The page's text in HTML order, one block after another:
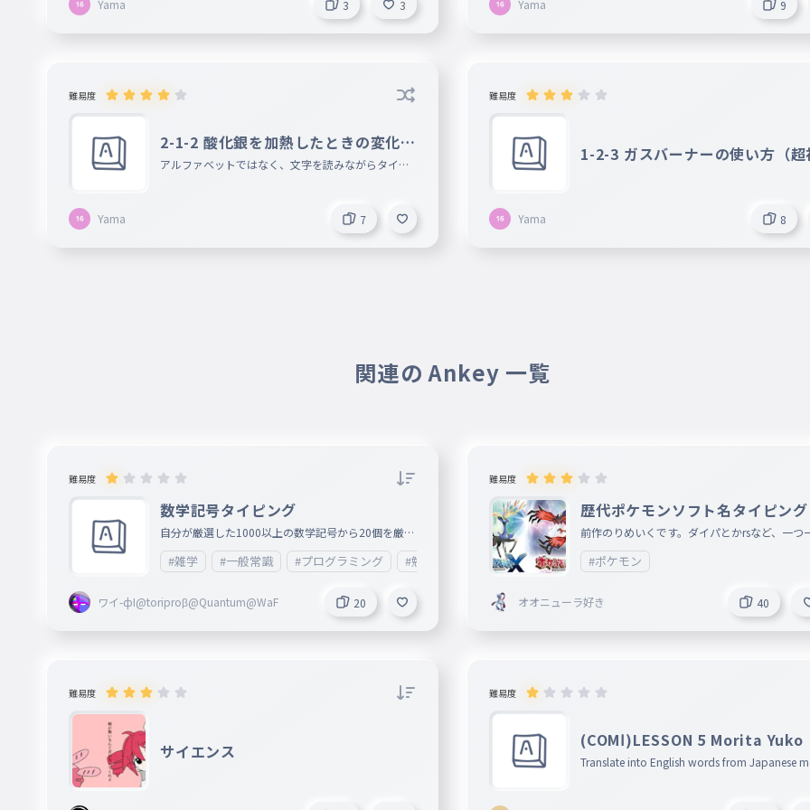
Yama 3 3 Yama 9
難易度
2-1-2 酸化銀を加熱したときの変化（
初級）
アルファベットではなく、文字を読みながらタイピ
Yama 7
難易度
1-2-3 ガスバーナーの使い方（超
Yama 8
関連の Ankey 一覧
難易度
数学記号タイピング
自分が厳選した1000以上の数学記号から20個を厳選
して選びました！
#雑学 #一般常識 #プログラミング #勉強 #ビジネス
ワイ-фI@toriproβ@Quantum@WaF 20
難易度
歴代ポケモンソフト名タイピング
前作のりめいくです。ダイパとかrsなど、一つ
ばらしました。とくべつソフト他にあったら
ください
#ポケモン
オオニューラ好き 40
難易度
サイエンス
難易度
(COMⅠ)LESSON 5 Morita Yuko
Translate into English words from Japanese